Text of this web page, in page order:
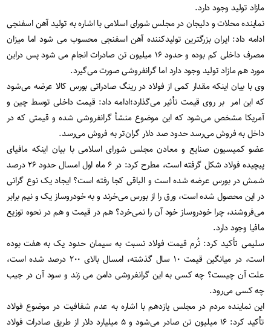
مازاد تولید وجود دارد.
نماینده محلات و دلیجان در مجلس شورای اسلامی با اشاره به تولید آهن اسفنجی
ادامه داد: ایران بزرگترین تولیدکننده آهن اسفنجی محسوب می شود اما میزان
مصرف داخلی کم بوده و حدود ۱۶ میلیون تن صادرات انجام می شود پس دراین
مورد هم مازاد تولید وجود دارد اما گرانفروشی صورت می‌گیرد.
وی با بیان اینکه مقدار کمی از فولاد در رینگ صادراتی بورس کالا عرضه می‌شود
که این امر بر روی قیمت تأثیر می‌گذارد؛ادامه داد: قیمت داخلی توسط چین و
آمریکا مشخص می‌شود که این موضوع منشأ گرانفروشی شده و قیمتی که در
داخل به فروش می‌رسد حدود صد دلار گران‌تر به فروش می‌رسد.
عضو کمیسیون صنایع و معادن مجلس شورای اسلامی با بیان اینکه مافیای
پیچیده فولاد شکل گرفته است، مطرح کرد: در ۶ ماه اول امسال حدود ۲۶ درصد
شمش در بورس عرضه شده است و الباقی کجا رفته است؟ ایجاد یک نوع گرانی
در این محصول شده است، ورق را از بورس می‌خرند و به خودروساز یک و نیم برابر
می‌فروشند، چرا خودروساز خود آن را نمی‌خرد؟ هم در قیمت و هم در نحوه توزیع
مافیا وجود دارد.
سلیمی تأکید کرد: نُرم قیمت فولاد نسبت به سیمان حدود یک به هفت بوده
است، در میانگین قیمت ۱۰ سال گذشته، امسال بالای ۲۰۰ درصد شده است،
علت آن چیست؟ چه کسی به این گرانفروشی دامن می زند و سود آن در جیب
چه کسی می‌رود.
این نماینده مردم در مجلس یازدهم با اشاره به عدم شفافیت در موضوع فولاد
تأکید کرد: ۱۶ میلیون تن صادر می‌شود و ۵ میلیارد دلار از طریق صادرات فولاد